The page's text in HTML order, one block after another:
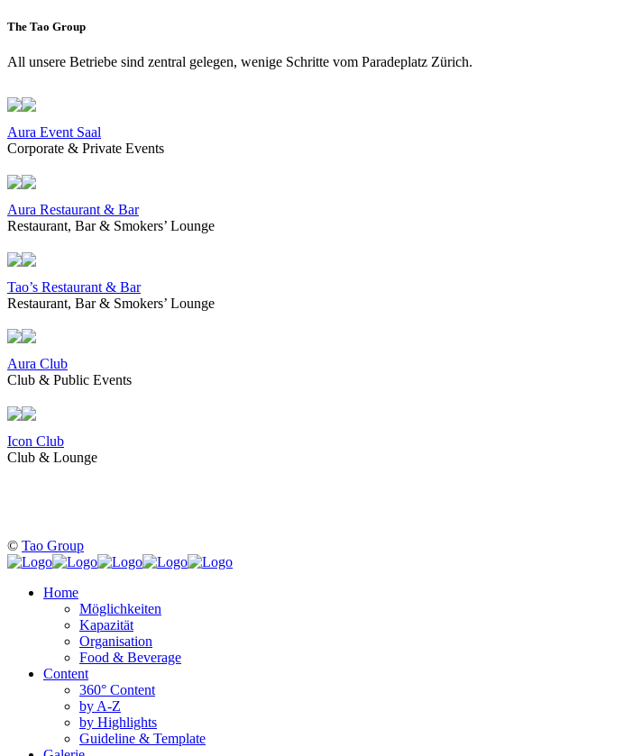
The Tao Group
All unsere Betriebe sind zentral gelegen, wenige Schritte vom Paradeplatz Zürich.
Aura Event Saal
Corporate & Private Events
Aura Restaurant & Bar
Restaurant, Bar & Smokers’ Lounge
Tao’s Restaurant & Bar
Restaurant, Bar & Smokers’ Lounge
Aura Club
Club & Public Events
Icon Club
Club & Lounge
© Tao Group
Home
Möglichkeiten
Kapazität
Organisation
Food & Beverage
Content
360° Content
by A-Z
by Highlights
Guideline & Template